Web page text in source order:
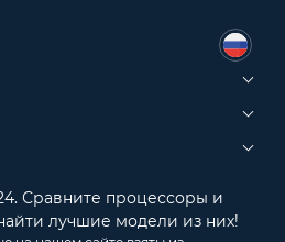
Сравните процессоры и
лучшие модели из них!